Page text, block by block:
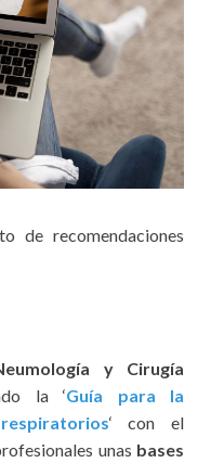
de recomendaciones
y Cirugía
la ‘Guía para la
‘ con el
unas bases